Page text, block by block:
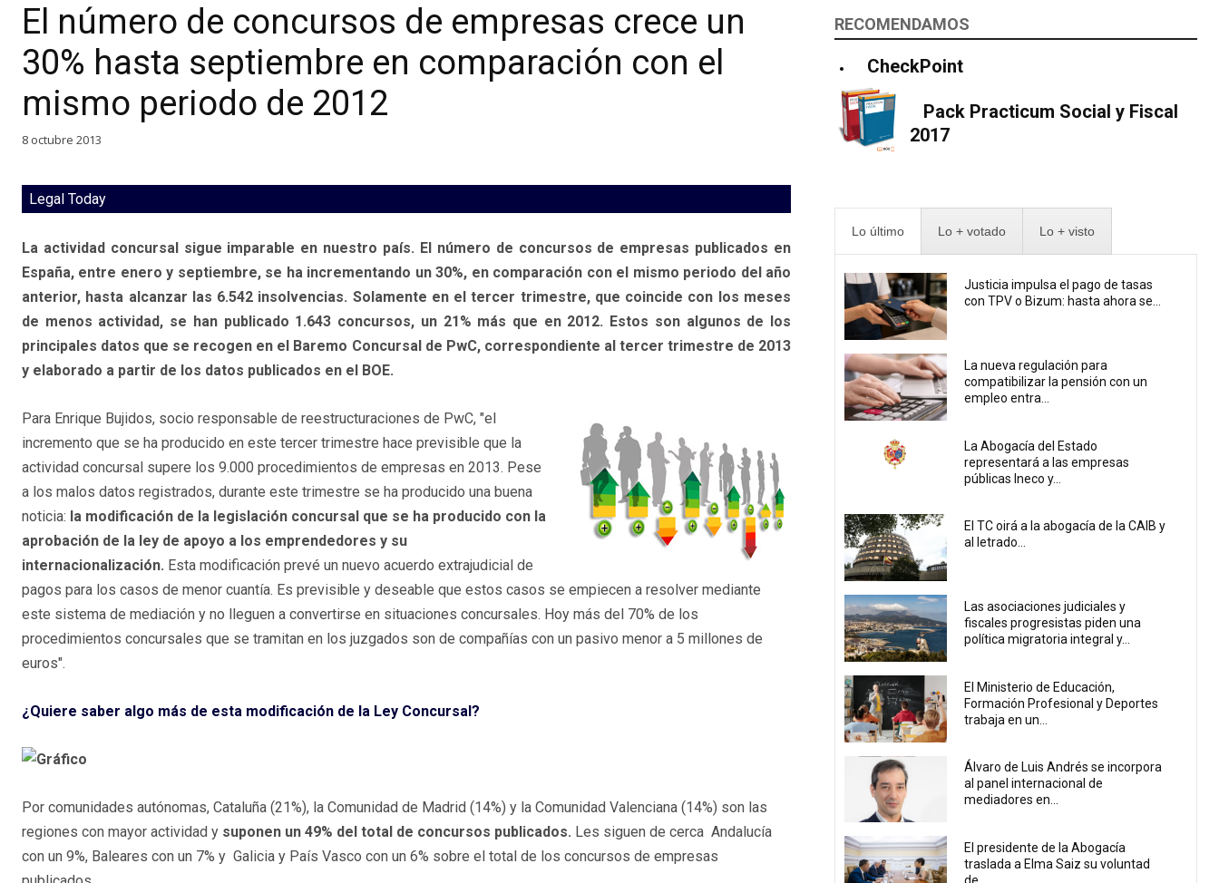
El número de concursos de empresas crece un
30% hasta septiembre en comparación con el
mismo periodo de 2012
8 octubre 2013
Legal Today
La actividad concursal sigue imparable en nuestro país. El número de concursos de empresas publicados en
España, entre enero y septiembre, se ha incrementando un 30%, en comparación con el mismo periodo del año
anterior, hasta alcanzar las 6.542 insolvencias. Solamente en el tercer trimestre, que coincide con los meses
de menos actividad, se han publicado 1.643 concursos, un 21% más que en 2012. Estos son algunos de los
principales datos que se recogen en el Baremo Concursal de PwC, correspondiente al tercer trimestre de 2013
y elaborado a partir de los datos publicados en el BOE.
Para Enrique Bujidos, socio responsable de reestructuraciones de PwC, "el
incremento que se ha producido en este tercer trimestre hace previsible que la
actividad concursal supere los 9.000 procedimientos de empresas en 2013. Pese
a los malos datos registrados, durante este trimestre se ha producido una buena
noticia: la modificación de la legislación concursal que se ha producido con la
aprobación de la ley de apoyo a los emprendedores y su
internacionalización. Esta modificación prevé un nuevo acuerdo extrajudicial de
pagos para los casos de menor cuantía. Es previsible y deseable que estos casos se empiecen a resolver mediante
este sistema de mediación y no lleguen a convertirse en situaciones concursales. Hoy más del 70% de los
procedimientos concursales que se tramitan en los juzgados son de compañías con un pasivo menor a 5 millones de
euros".
¿Quiere saber algo más de esta modificación de la Ley Concursal?
Por comunidades autónomas, Cataluña (21%), la Comunidad de Madrid (14%) y la Comunidad Valenciana (14%) son las
regiones con mayor actividad y suponen un 49% del total de concursos publicados. Les siguen de cerca Andalucía
con un 9%, Baleares con un 7% y Galicia y País Vasco con un 6% sobre el total de los concursos de empresas
RECOMENDAMOS
CheckPoint
Pack Practicum Social y Fiscal
2017
Lo último Lo + votado Lo + visto
Justicia impulsa el pago de tasas
con TPV o Bizum: hasta ahora se...
La nueva regulación para
compatibilizar la pensión con un
empleo entra...
La Abogacía del Estado
representará a las empresas
públicas Ineco y...
El TC oirá a la abogacía de la CAIB y
al letrado...
Las asociaciones judiciales y
fiscales progresistas piden una
política migratoria integral y...
El Ministerio de Educación,
Formación Profesional y Deportes
trabaja en un...
Álvaro de Luis Andrés se incorpora
al panel internacional de
mediadores en...
El presidente de la Abogacía
traslada a Elma Saiz su voluntad